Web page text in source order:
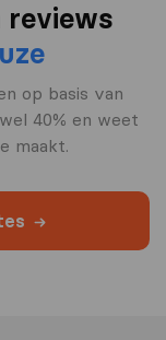
reviews
op basis van
40% en weet
maakt.